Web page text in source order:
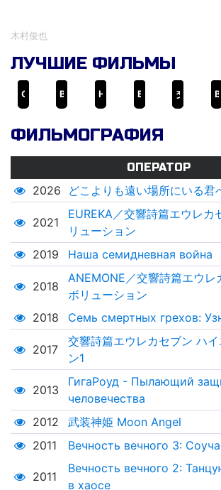
木村俊也
ЛУЧШИЕ ФИЛЬМЫ
ФИЛЬМОГРАФИЯ
ОПЕРАТОР
2026 どこよりも遠い場所にいる君
2021
EUREKA／交響詩篇エウレカ
リューション
2019
Наша семидневная война
2018
ANEMONE／交響詩篇エウレ
ボリューション
2018
Семь смертных грехов:
2017
交響詩篇エウレカセブン ハ
ン1
2013
ГигаРоуд - Пылающий
человечества
2012
武装神姫 Moon Angel
2011
Вечность вечного 3:
2011
Вечность вечного 2:
в хаосе